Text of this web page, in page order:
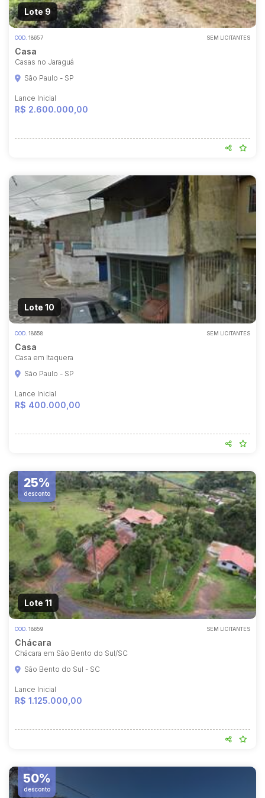
propostas
Lote 9
COD. 18657 SEM LICITANTES
Casa
Casas no Jaraguá
São Paulo - SP
Lance Inicial
R$ 2.600.000,00
Lote 10
COD. 18658 SEM LICITANTES
Casa
Casa em Itaquera
São Paulo - SP
Lance Inicial
R$ 400.000,00
25%
desconto
Lote 11
COD. 18659 SEM LICITANTES
Chácara
Chácara em São Bento do Sul/SC
São Bento do Sul - SC
Lance Inicial
R$ 1.125.000,00
50%
desconto